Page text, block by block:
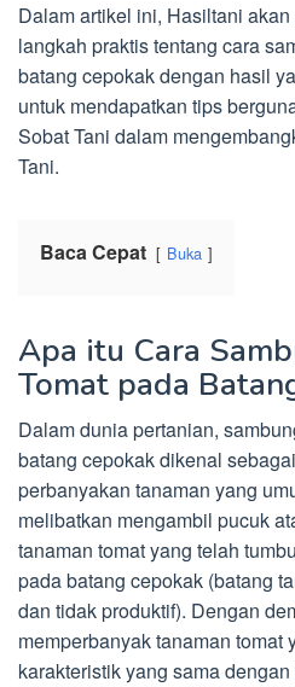
Dalam artikel ini, Hasiltani
langkah praktis tentang cara
batang cepokak dengan hasil
untuk mendapatkan tips
Sobat Tani dalam
Tani.
Baca Cepat Buka
Apa itu Cara
Tomat pada
Dalam dunia pertanian,
batang cepokak dikenal
perbanyakan tanaman yang
melibatkan mengambil pucuk
tanaman tomat yang telah
pada batang cepokak (batang
dan tidak produktif). Dengan
memperbanyak tanaman tomat
karakteristik yang sama